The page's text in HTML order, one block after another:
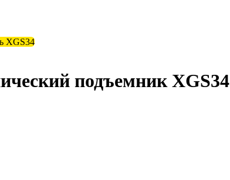
XGS34
подъемник XGS34